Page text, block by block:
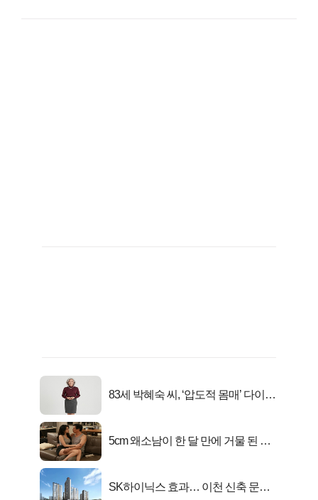
83세 박혜숙 씨, ‘압도적 몸매’ 다이어
5cm 왜소남이 한 달 만에 거물 된 사
SK하이닉스 효과… 이천 신축 문의